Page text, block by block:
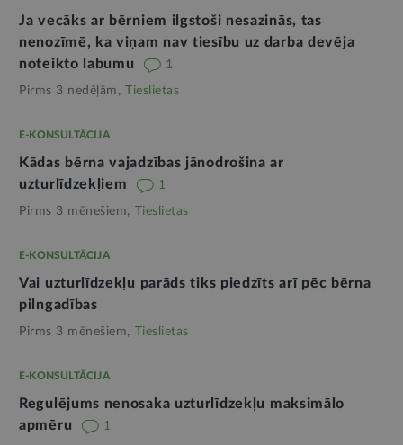
Ja vecāks ar bērniem ilgstoši nesazinās, tas
nenozīmē, ka viņam nav tiesību uz darba devēja
noteikto labumu
1
Pirms 3 nedēļām, Tieslietas
E-KONSULTĀCIJA
Kādas bērna vajadzības jānodrošina ar
uzturlīdzekļiem
1
Pirms 3 mēnešiem, Tieslietas
E-KONSULTĀCIJA
Vai uzturlīdzekļu parāds tiks piedzīts arī pēc bērna
pilngadības
Pirms 3 mēnešiem, Tieslietas
E-KONSULTĀCIJA
Regulējums nenosaka uzturlīdzekļu maksimālo
apmēru
1